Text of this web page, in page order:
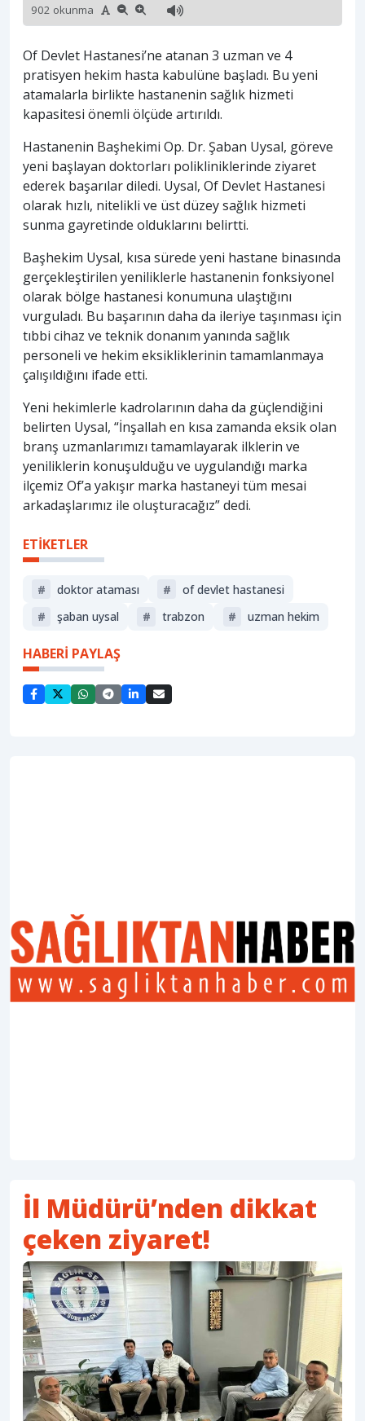
902 okunma
Of Devlet Hastanesi’ne atanan 3 uzman ve 4
pratisyen hekim hasta kabulüne başladı. Bu yeni
atamalarla birlikte hastanenin sağlık hizmeti
kapasitesi önemli ölçüde artırıldı.
Hastanenin Başhekimi Op. Dr. Şaban Uysal, göreve
yeni başlayan doktorları polikliniklerinde ziyaret
ederek başarılar diledi. Uysal, Of Devlet Hastanesi
olarak hızlı, nitelikli ve üst düzey sağlık hizmeti
sunma gayretinde olduklarını belirtti.
Başhekim Uysal, kısa sürede yeni hastane binasında
gerçekleştirilen yeniliklerle hastanenin fonksiyonel
olarak bölge hastanesi konumuna ulaştığını
vurguladı. Bu başarının daha da ileriye taşınması için
tıbbi cihaz ve teknik donanım yanında sağlık
personeli ve hekim eksikliklerinin tamamlanmaya
çalışıldığını ifade etti.
Yeni hekimlerle kadrolarının daha da güçlendiğini
belirten Uysal, “İnşallah en kısa zamanda eksik olan
branş uzmanlarımızı tamamlayarak ilklerin ve
yeniliklerin konuşulduğu ve uygulandığı marka
ilçemiz Of’a yakışır marka hastaneyi tüm mesai
arkadaşlarımız ile oluşturacağız” dedi.
ETİKETLER
# doktor ataması #
of devlet hastanesi
#
şaban uysal # trabzon # uzman hekim
HABERİ PAYLAŞ
İl Müdürü’nden dikkat
çeken ziyaret!